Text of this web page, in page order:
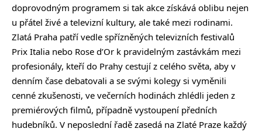
doprovodným programem si tak akce získává oblibu nejen
u přátel živé a televizní kultury, ale také mezi rodinami.
Zlatá Praha patří vedle spřízněných televizních festivalů
Prix Italia nebo Rose d’Or k pravidelným zastávkám mezi
profesionály, kteří do Prahy cestují z celého světa, aby v
denním čase debatovali a se svými kolegy si vyměnili
cenné zkušenosti, ve večerních hodinách zhlédli jeden z
premiérových filmů, případně vystoupení předních
hudebníků. V neposlední řadě zasedá na Zlaté Praze každý